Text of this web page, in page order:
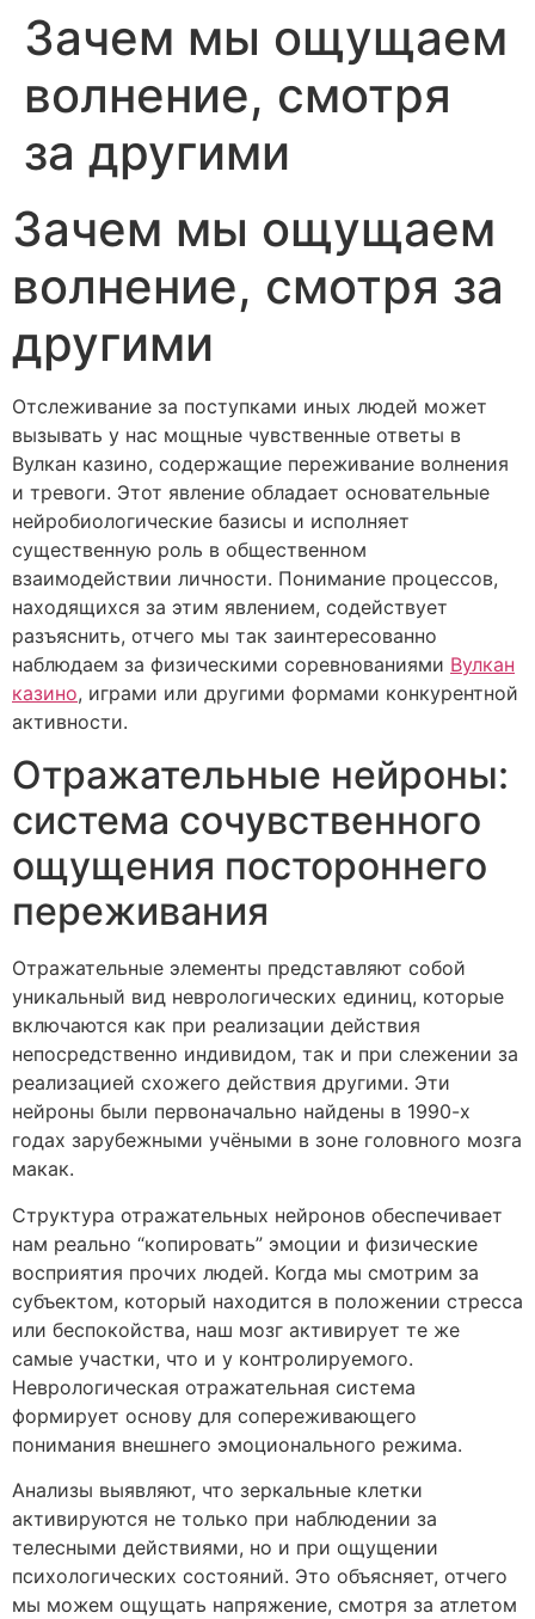
Зачем мы ощущаем
волнение, смотря
за другими
Зачем мы ощущаем
волнение, смотря за
другими
Отслеживание за поступками иных людей может
вызывать у нас мощные чувственные ответы в
Вулкан казино, содержащие переживание волнения
и тревоги. Этот явление обладает основательные
нейробиологические базисы и исполняет
существенную роль в общественном
взаимодействии личности. Понимание процессов,
находящихся за этим явлением, содействует
разъяснить, отчего мы так заинтересованно
наблюдаем за физическими соревнованиями Вулкан
казино, играми или другими формами конкурентной
активности.
Отражательные нейроны:
система сочувственного
ощущения постороннего
переживания
Отражательные элементы представляют собой
уникальный вид неврологических единиц, которые
включаются как при реализации действия
непосредственно индивидом, так и при слежении за
реализацией схожего действия другими. Эти
нейроны были первоначально найдены в 1990-х
годах зарубежными учёными в зоне головного мозга
макак.
Структура отражательных нейронов обеспечивает
нам реально “копировать” эмоции и физические
восприятия прочих людей. Когда мы смотрим за
субъектом, который находится в положении стресса
или беспокойства, наш мозг активирует те же
самые участки, что и у контролируемого.
Неврологическая отражательная система
формирует основу для сопереживающего
понимания внешнего эмоционального режима.
Анализы выявляют, что зеркальные клетки
активируются не только при наблюдении за
телесными действиями, но и при ощущении
психологических состояний. Это объясняет, отчего
мы можем ощущать напряжение, смотря за атлетом